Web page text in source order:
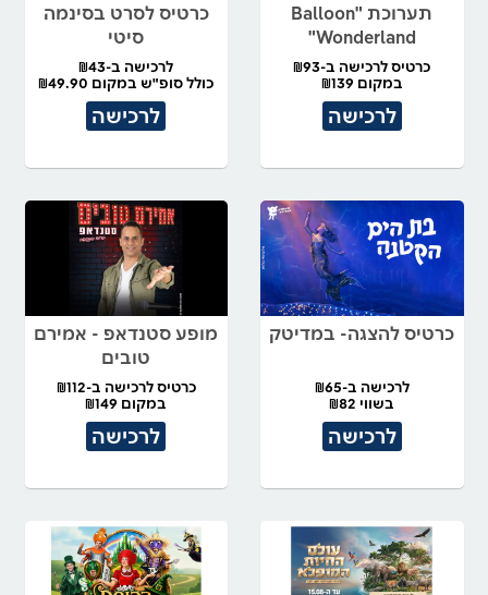
תערוכת "Balloon
Wonderland"
כרטיס לרכישה ב-₪93
במקום ₪139
לרכישה
כרטיס לסרט בסינמה
סיטי
לרכישה ב-₪43
כולל סופ"ש במקום ₪49.90
לרכישה
כרטיס להצגה- במדיטק
לרכישה ב-₪65
בשווי ₪82
לרכישה
מופע סטנדאפ - אמירם
טובים
כרטיס לרכישה ב-₪112
במקום ₪149
לרכישה